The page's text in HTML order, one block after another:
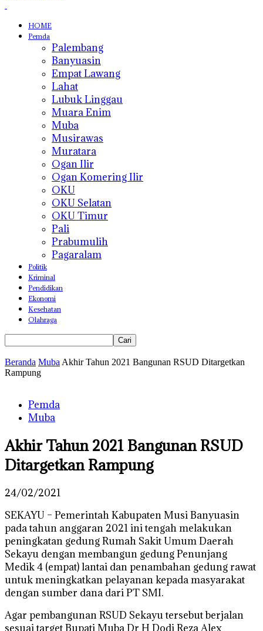
HOME
Pemda
Palembang
Banyuasin
Empat Lawang
Lahat
Lubuk Linggau
Muara Enim
Muba
Musirawas
Muratara
Ogan Ilir
Ogan Komering Ilir
OKU
OKU Selatan
OKU Timur
Pali
Prabumulih
Pagaralam
Politik
Kriminal
Pendidikan
Ekonomi
Kesehatan
Olahraga
Beranda Muba Akhir Tahun 2021 Bangunan RSUD Ditargetkan
Rampung
Pemda
Muba
Akhir Tahun 2021 Bangunan RSUD
Ditargetkan Rampung
24/02/2021
SEKAYU – Pemerintah Kabupaten Musi Banyuasin
pada tahun anggaran 2021 ini tengah melakukan
peningkatan gedung Rumah Sakit Umum Daerah
Sekayu dengan membangun gedung Penunjang
Medik 4 (empat) lantai dan penambahan gedung rawat
untuk meningkatkan pelayanan kepada masyarakat
dengan sumber dana dari PT SMI.
Agar pembangunan RSUD Sekayu tersebut berjalan
sesuai target Bupati Muba Dr H Dodi Reza Alex